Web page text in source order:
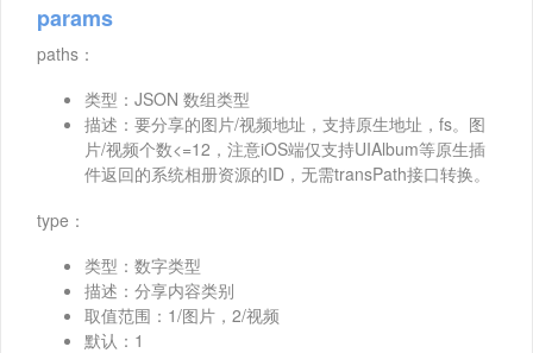
params
paths：
类型：JSON 数组类型
描述：要分享的图片/视频地址，支持原生地址，fs。图
片/视频个数<=12，注意iOS端仅支持UIAlbum等原生插
件返回的系统相册资源的ID，无需transPath接口转换。
type：
类型：数字类型
描述：分享内容类别
取值范围：1/图片，2/视频
默认：1